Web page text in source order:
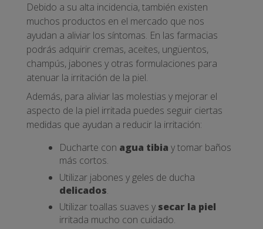
Debido a su alta incidencia, también existen
muchos productos en el mercado que nos
ayudan a aliviar los síntomas. En las farmacias
podrás adquirir cremas, aceites, ungüentos,
champús, jabones y otras formulaciones para
atenuar la irritación de la piel.
Además, para aliviar las molestias y mejorar el
aspecto de la piel irritada puedes seguir ciertas
medidas que ayudan a reducir la irritación:
Ducharte con agua tibia y tomar baños
más cortos.
Utilizar jabones y geles de ducha
delicados.
Utilizar toallas suaves y secar la piel
irritada mucho con cuidado.